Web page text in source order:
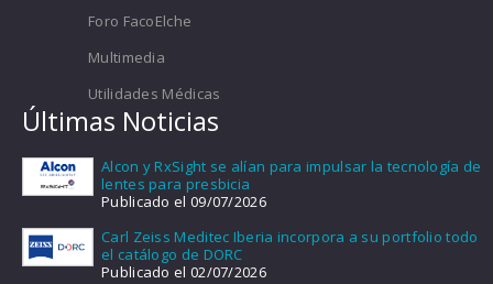
Foro FacoElche
Multimedia
Utilidades Médicas
Últimas Noticias
Alcon y RxSight se alían para impulsar la tecnología de
lentes para presbicia
Publicado el 09/07/2026
Carl Zeiss Meditec Iberia incorpora a su portfolio todo
el catálogo de DORC
Publicado el 02/07/2026